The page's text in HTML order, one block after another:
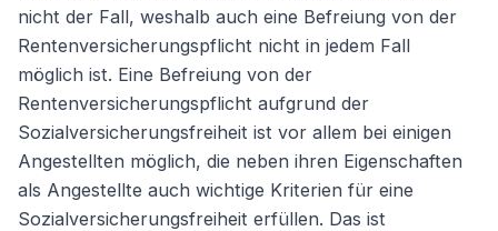
nicht der Fall, weshalb auch eine Befreiung von der
Rentenversicherungspflicht nicht in jedem Fall
möglich ist. Eine Befreiung von der
Rentenversicherungspflicht aufgrund der
Sozialversicherungsfreiheit ist vor allem bei einigen
Angestellten möglich, die neben ihren Eigenschaften
als Angestellte auch wichtige Kriterien für eine
Sozialversicherungsfreiheit erfüllen. Das ist